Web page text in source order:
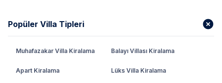
Popüler Villa Tipleri
Muhafazakar Villa Kiralama Balayı Villası Kiralama
Apart Kiralama Lüks Villa Kiralama